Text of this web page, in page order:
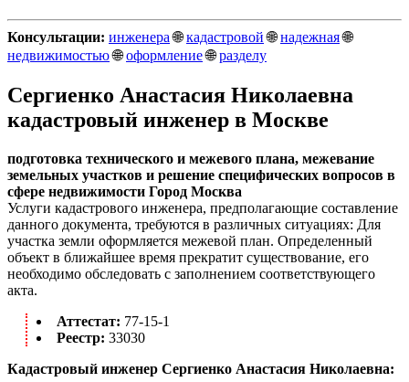
Консультации: инженера🌐кадастровой🌐надежная🌐
недвижимостью🌐оформление🌐разделу
Сергиенко Анастасия Николаевна
кадастровый инженер в Москве
подготовка технического и межевого плана, межевание
земельных участков и решение специфических вопросов в
сфере недвижимости Город Москва
Услуги кадастрового инженера, предполагающие составление
данного документа, требуются в различных ситуациях: Для
участка земли оформляется межевой план. Определенный
объект в ближайшее время прекратит существование, его
необходимо обследовать с заполнением соответствующего
акта.
Аттестат: 77-15-1
Реестр: 33030
Кадастровый инженер Сергиенко Анастасия Николаевна: